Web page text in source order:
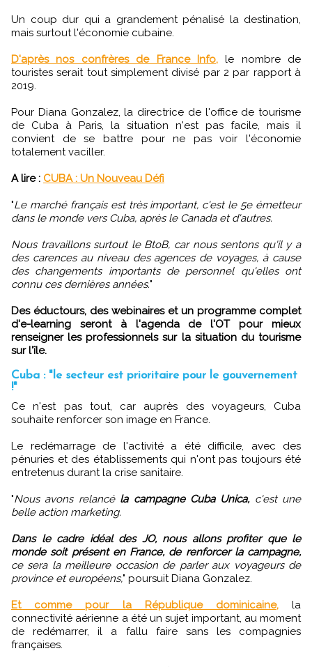
Un coup dur qui a grandement pénalisé la destination,
mais surtout l'économie cubaine.
D'après nos confrères de France Info,le nombre de
touristes serait tout simplement divisé par 2 par rapport à
2019.
Pour Diana Gonzalez, la directrice de l'office de tourisme
de Cuba à Paris, la situation n'est pas facile, mais il
convient de se battre pour ne pas voir l'économie
totalement vaciller.
A lire : CUBA : Un Nouveau Défi
"Le marché français est très important, c'est le 5e émetteur
dans le monde vers Cuba, après le Canada et d'autres.
Nous travaillons surtout le BtoB, car nous sentons qu'il y a
des carences au niveau des agences de voyages, à cause
des changements importants de personnel qu'elles ont
connu ces dernières années."
Des éductours, des webinaires et un programme complet
d'e-learning seront à l'agenda de l'OT pour mieux
renseigner les professionnels sur la situation du tourisme
sur l'île.
Cuba : "le secteur est prioritaire pour le gouvernement
!"
Ce n'est pas tout, car auprès des voyageurs, Cuba
souhaite renforcer son image en France.
Le redémarrage de l'activité a été difficile, avec des
pénuries et des établissements qui n'ont pas toujours été
entretenus durant la crise sanitaire.
"Nous avons relancé la campagne Cuba Unica,c'est une
belle action marketing.
Dans le cadre idéal des JO, nous allons profiter que le
monde soit présent en France, de renforcer la campagne,
ce sera la meilleure occasion de parler aux voyageurs de
province et européens," poursuit Diana Gonzalez.
Et comme pour la République dominicaine,la
connectivité aérienne a été un sujet important, au moment
de redémarrer, il a fallu faire sans les compagnies
françaises.